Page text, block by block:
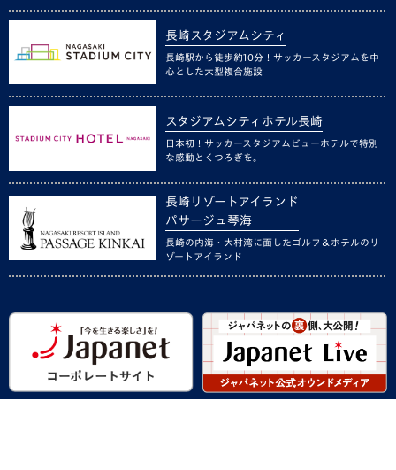
長崎スタジアムシティ
長崎駅から徒歩約10分！サッカースタジアムを中
心とした大型複合施設
スタジアムシティホテル長崎
日本初！サッカースタジアムビューホテルで特別
な感動とくつろぎを。
長崎リゾートアイランド
パサージュ琴海
長崎の内海・大村湾に面したゴルフ＆ホテルのリ
ゾートアイランド